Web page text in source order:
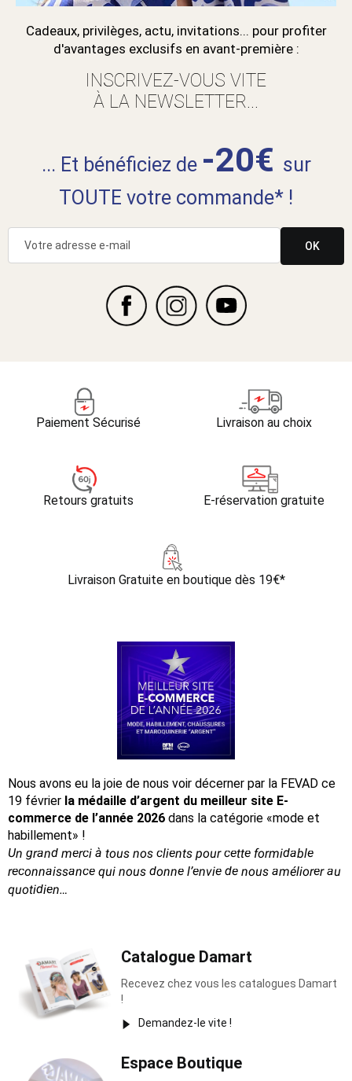
Cadeaux, privilèges, actu, invitations... pour profiter
d'avantages exclusifs en avant-première :
INSCRIVEZ-VOUS VITE
À LA NEWSLETTER...
... Et bénéficiez de -20€ sur
TOUTE votre commande* !
OK
Paiement Sécurisé Livraison au choix
Retours gratuits E-réservation gratuite
Livraison Gratuite en boutique dès 19€*
Nous avons eu la joie de nous voir décerner par la FEVAD ce
19 février la médaille d’argent du meilleur site E-
commerce de l’année 2026 dans la catégorie «mode et
habillement» !
Un grand merci à tous nos clients pour cette formidable
reconnaissancequi nous donne l’envie de nous améliorer au
quotidien…
Catalogue Damart
Recevez chez vous les catalogues Damart
!
Demandez-le vite !
Espace Boutique